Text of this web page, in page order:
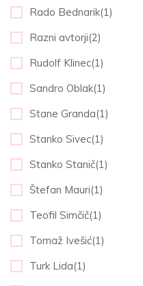
Rado Bednarik(1)
Razni avtorji(2)
Rudolf Klinec(1)
Sandro Oblak(1)
Stane Granda(1)
Stanko Sivec(1)
Stanko Stanič(1)
Štefan Mauri(1)
Teofil Simčič(1)
Tomaž Ivešić(1)
Turk Lida(1)